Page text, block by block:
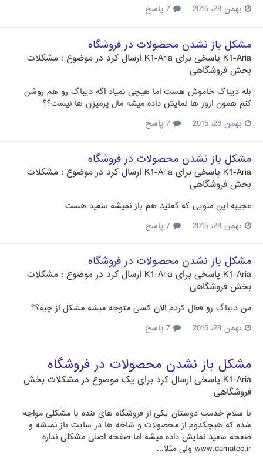
بهمن 28، 2015
مشکل باز نشدن محصولات در فروشگاه
K1-Aria پاسخی برای K1-Aria ارسال کرد در موضوع : مشکلات
بخش فروشگاهی
بله دیباگ خاموش هست اما هیچی نمیاد اگه دیباگ رو هم روشن
کنم همون ارور ها نمایش داده میشه مال پرمیژن ها نیست؟؟
بهمن 28، 2015
مشکل باز نشدن محصولات در فروشگاه
K1-Aria پاسخی برای K1-Aria ارسال کرد در موضوع : مشکلات
بخش فروشگاهی
عجیبه این منویی که گفتید هم باز نمیشه سفید هست
بهمن 28، 2015
مشکل باز نشدن محصولات در فروشگاه
K1-Aria پاسخی برای K1-Aria ارسال کرد در موضوع : مشکلات
بخش فروشگاهی
من دیباگ رو فعال کردم الان کسی متوجه میشه مشکل از چیه؟؟
بهمن 28، 2015
مشکل باز نشدن محصولات در فروشگاه
K1-Aria پاسخی ارسال کرد برای یک موضوع در مشکلات بخش
فروشگاهی
با سلام خدمت دوستان یکی از فروشگاه های بنده با مشکلی مواجه
شده که هیچکدوم از محصولات و شاخه ها در سایت باز نمیشه و
صفحه سفید نمایش داده میشه اما صفحه اصلی مشکلی نداره
www.damatec.ir ولی مثلا...